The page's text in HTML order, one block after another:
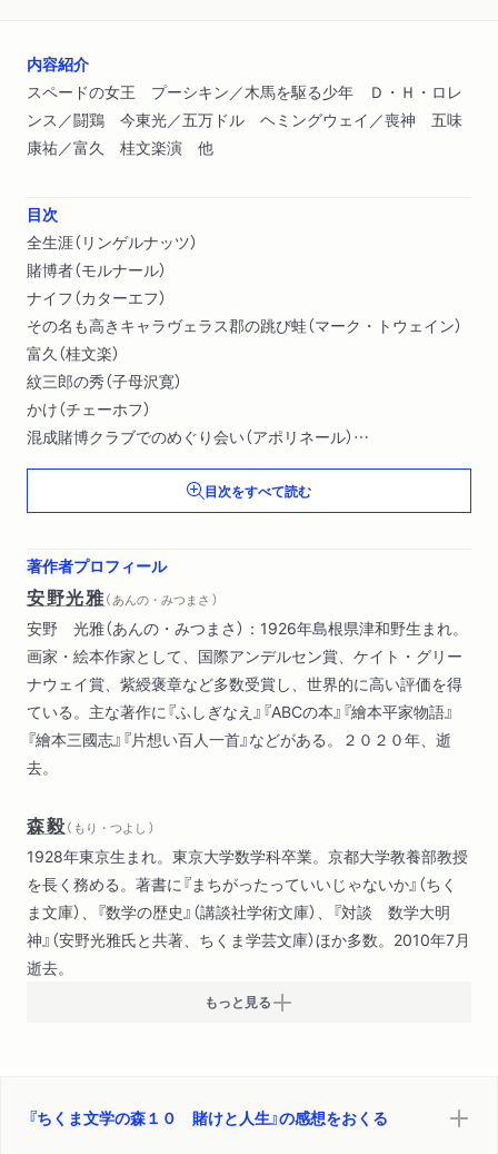
内容紹介
スペードの女王 プーシキン／木馬を駆る少年 Ｄ・Ｈ・ロレ
ンス／闘鶏 今東光／五万ドル ヘミングウェイ／喪神 五味
康祐／富久 桂文楽演 他
目次
全生涯（リンゲルナッツ）
賭博者（モルナール）
ナイフ（カターエフ）
その名も高きキャラヴェラス郡の跳び蛙（マーク・トウェイン）
富久（桂文楽）
紋三郎の秀（子母沢寛）
かけ（チェーホフ）
混成賭博クラブでのめぐり会い（アポリネール）
アフリカでの私（ボンテンペルリ）
スペードの女王（プーシキン）
５万ドル（ヘミングウェイ）
塩百姓（獅子文六）
闘鶏（今東光）
死人に口なし（シュニッツラー）
もう一度（ゴールズワージー）
哲人パーカー・アダスン（ビアス）
最後の一句（森鴎外）
喪神（五味康祐）
目次をすべて読む
著作者プロフィール
安野光雅（ あんの・みつまさ ）
安野 光雅（あんの・みつまさ）：1926年島根県津和野生まれ。
画家・絵本作家として、国際アンデルセン賞、ケイト・グリー
ナウェイ賞、紫綬褒章など多数受賞し、世界的に高い評価を得
ている。主な著作に『ふしぎなえ』『ABCの本』『繪本平家物語』
『繪本三國志』『片想い百人一首』などがある。２０２０年、逝
去。
森毅（ もり・つよし ）
1928年東京生まれ。東京大学数学科卒業。京都大学教養部教授
を長く務める。著書に『まちがったっていいじゃないか』（ちく
ま文庫）、『数学の歴史』（講談社学術文庫）、『対談 数学大明
神』（安野光雅氏と共著、ちくま学芸文庫）ほか多数。2010年7月
逝去。
もっと見る
『ちくま文学の森１０ 賭けと人生』の感想をおくる